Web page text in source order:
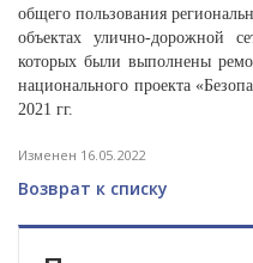
общего пользования
объектах улично-дорожной
которых были выполнены
национального проекта
2021 гг.
Изменен 16.05.2022
Возврат к списку